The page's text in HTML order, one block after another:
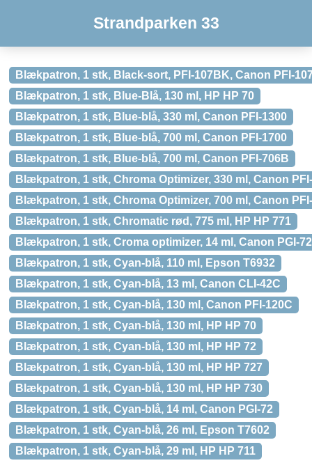
Strandparken 33
Blækpatron, 1 stk, Black-sort, PFI-107BK, Canon PFI-
Blækpatron, 1 stk, Blue-Blå, 130 ml, HP HP 70
Blækpatron, 1 stk, Blue-blå, 330 ml, Canon PFI-1300
Blækpatron, 1 stk, Blue-blå, 700 ml, Canon PFI-1700
Blækpatron, 1 stk, Blue-blå, 700 ml, Canon PFI-706B
Blækpatron, 1 stk, Chroma Optimizer, 330 ml, Canon
Blækpatron, 1 stk, Chroma Optimizer, 700 ml, Canon
Blækpatron, 1 stk, Chromatic rød, 775 ml, HP HP 771
Blækpatron, 1 stk, Croma optimizer, 14 ml, Canon PGI-72
Blækpatron, 1 stk, Cyan-blå, 110 ml, Epson T6932
Blækpatron, 1 stk, Cyan-blå, 13 ml, Canon CLI-42C
Blækpatron, 1 stk, Cyan-blå, 130 ml, Canon PFI-120C
Blækpatron, 1 stk, Cyan-blå, 130 ml, HP HP 70
Blækpatron, 1 stk, Cyan-blå, 130 ml, HP HP 72
Blækpatron, 1 stk, Cyan-blå, 130 ml, HP HP 727
Blækpatron, 1 stk, Cyan-blå, 130 ml, HP HP 730
Blækpatron, 1 stk, Cyan-blå, 14 ml, Canon PGI-72
Blækpatron, 1 stk, Cyan-blå, 26 ml, Epson T7602
Blækpatron, 1 stk, Cyan-blå, 29 ml, HP HP 711